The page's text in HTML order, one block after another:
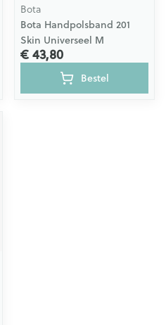
Bota
Bota Handpolsband 201
Skin Universeel M
€ 43,80
Bestel